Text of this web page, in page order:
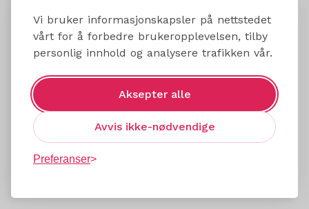
Vi bruker informasjonskapsler på nettstedet
vårt for å forbedre brukeropplevelsen, tilby
personlig innhold og analysere trafikken vår.
Aksepter alle
Avvis ikke-nødvendige
Preferanser